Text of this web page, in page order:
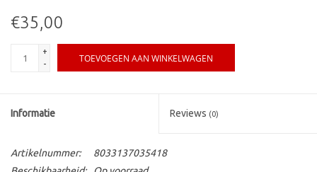
€35,00
+
-
TOEVOEGEN AAN WINKELWAGEN
Informatie Reviews (0)
Artikelnummer:
8033137035418